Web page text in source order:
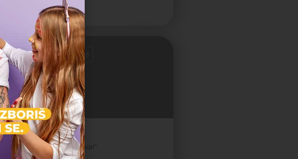
Zemun
Lavić
🦁 „Uđi u svet malih lavova!“
Zatvoreno Uzrast: 1-8